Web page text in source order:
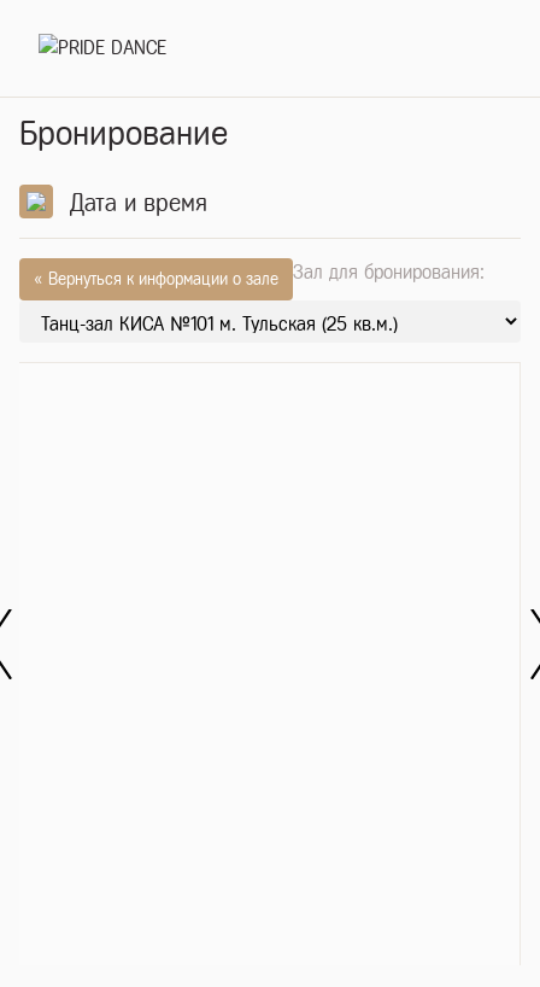
Бронирование
Дата и время
Зал для бронирования:
« Вернуться к информации о зале